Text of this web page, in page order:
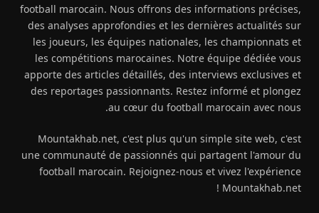
football marocain. Nous offrons des informations précises,
des analyses approfondies et les dernières actualités sur
les joueurs, les équipes nationales, les championnats et
les compétitions marocaines. Notre équipe dédiée vous
apporte des articles détaillés, des interviews exclusives et
des reportages passionnants. Restez informé et plongez
au cœur du football marocain avec nous.
Mountakhab.net, c'est plus qu'un simple site web, c'est
une communauté de passionnés qui partagent l'amour du
football marocain. Rejoignez-nous et vivez l'expérience
Mountakhab.net !